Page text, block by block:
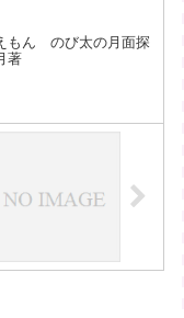
もん のび太の月面探
著